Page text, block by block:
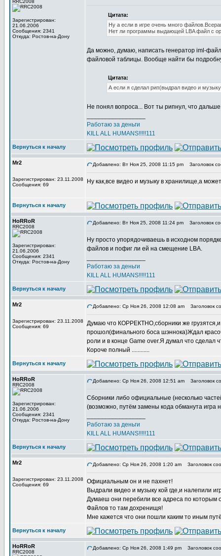
RRC2008
Зарегистрирован:
21.06.2006
Сообщения: 2341
Откуда: Ростов-на-Дону
Цитата:
Ну а если в игре очень много
Нет ли программы выдающей LBA файл с
Да можно, думаю, написать генератор iml-
файловой таблицы. Вообще найти бы
Цитата:
А если я сделал рип(выдрал видео и
Не понял вопроса... Вот ты рипнул, что
Работаю за деньги
KILL ALL HUMANS!!!!!111
Вернуться к началу
Mr2
Зарегистрирован: 23.11.2008
Сообщения: 69
Добавлено: Вт Ноя 25, 2008 11:15 pm Заголовок
Ну как,все видео и музыку в хранилище,а
Вернуться к началу
HoRRoR
RRC2008
Зарегистрирован:
21.06.2006
Сообщения: 2341
Откуда: Ростов-на-Дону
Добавлено: Вт Ноя 25, 2008 11:24 pm Заголовок
Ну просто упорядочиваешь в исходном
файлов и пофиг ли ей на смещение LBA.
Работаю за деньги
KILL ALL HUMANS!!!!!111
Вернуться к началу
Mr2
Зарегистрирован: 23.11.2008
Сообщения: 69
Добавлено: Ср Ноя 26, 2008 12:08 am Заголовок
Думаю что КОРРЕКТНО,сборники же
прошол(финального боса шэннока)Ждал
роли и в конце Game over.Я думал что сделал
Короче полный ............
Вернуться к началу
HoRRoR
RRC2008
Зарегистрирован:
21.06.2006
Сообщения: 2341
Откуда: Ростов-на-Дону
Добавлено: Ср Ноя 26, 2008 12:51 am Заголовок
Сборники либо официальные (несколько
(возможно, путём замены кода обманута игра
Работаю за деньги
KILL ALL HUMANS!!!!!111
Вернуться к началу
Mr2
Зарегистрирован: 23.11.2008
Сообщения: 69
Добавлено: Ср Ноя 26, 2008 1:20 am Заголовок
Официальным он и не пахнет!
Выдрали видео и музыку кой где,и налепили
Думаеш они перебили все адреса по которым
Файлов то там дохренищя!
Мне кажется что они пошли каким то иным
Вернуться к началу
HoRRoR
RRC2008
Добавлено: Ср Ноя 26, 2008 1:49 pm Заголовок